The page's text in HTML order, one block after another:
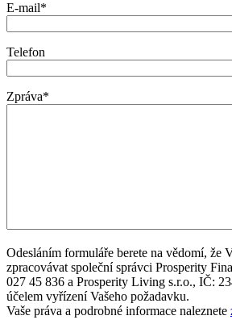
E-mail*
Telefon
Zpráva*
Odesláním formuláře berete na vědomí, že
zpracovávat společní správci Prosperity
027 45 836 a Prosperity Living s.r.o., IČ:
účelem vyřízení Vašeho požadavku.
Vaše práva a podrobné informace naleznete